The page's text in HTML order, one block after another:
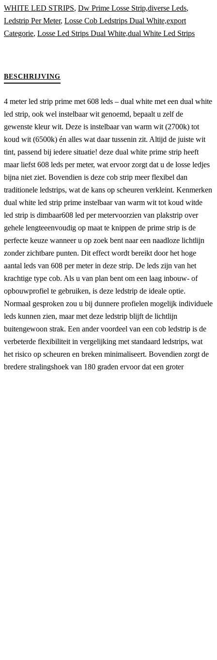
WHITE LED STRIPS, Dw Prime Losse Strip,diverse Leds,
Ledstrip Per Meter, Losse Cob Ledstrips Dual White,export
Categorie, Losse Led Strips Dual White,dual White Led Strips
BESCHRIJVING
4 meter led strip prime met 608 leds – dual white met een dual white
led strip, ook wel instelbaar wit genoemd, bepaalt u zelf de
gewenste kleur wit. Deze is instelbaar van warm wit (2700k) tot
koud wit (6500k) én alles wat daar tussenin zit. Altijd de juiste wit
tint, passend bij iedere situatie! deze dual white prime strip heeft
maar liefst 608 leds per meter, wat ervoor zorgt dat u de losse ledjes
bijna niet ziet. Bovendien is deze cob strip meer flexibel dan
traditionele ledstrips, wat de kans op scheuren verkleint. Kenmerken
dual white led strip prime instelbaar van warm wit tot koud witde
led strip is dimbaar608 led per metervoorzien van plakstrip over
gehele lengteeenvoudig op maat te knippen de prime strip is de
perfecte keuze wanneer u op zoek bent naar een naadloze lichtlijn
zonder zichtbare punten. Dit effect wordt bereikt door het hoge
aantal leds van 608 per meter in deze strip. De leds zijn van het
krachtige type cob. Als u van plan bent om een laag inbouw- of
opbouwprofiel te gebruiken, is deze ledstrip de ideale optie.
Normaal gesproken zou u bij dunnere profielen mogelijk individuele
leds kunnen zien, maar met deze ledstrip blijft de lichtlijn
buitengewoon strak. Een ander voordeel van een cob ledstrip is de
verbeterde flexibiliteit in vergelijking met standaard ledstrips, wat
het risico op scheuren en breken minimaliseert. Bovendien zorgt de
bredere stralingshoek van 180 graden ervoor dat een groter